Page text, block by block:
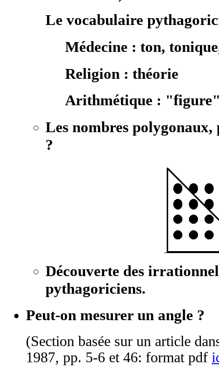
Le vocabulaire
Médecine : ton,
Religion : théorie
Arithmétique :
Les nombres
?
Découverte des
pythagoriciens.
Peut-on mesurer un angle ?
(Section basée sur un article
1987, pp. 5-6 et 46: format pdf